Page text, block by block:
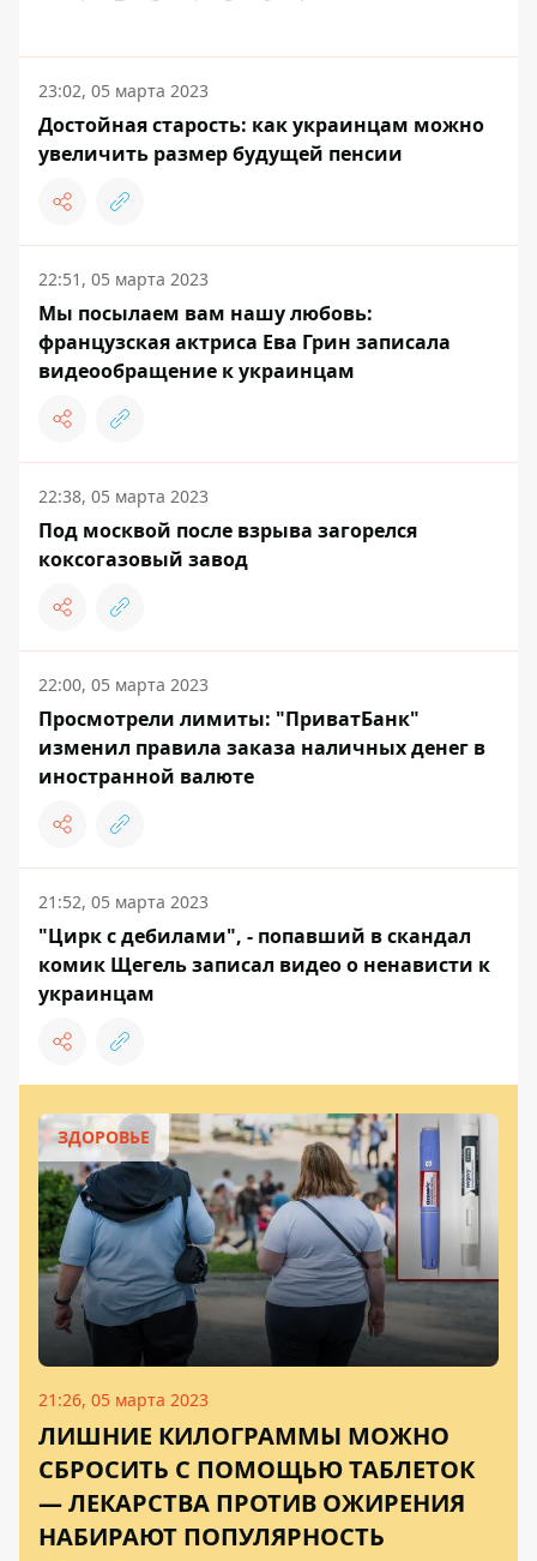
23:02, 05 марта 2023
Достойная старость: как украинцам можно
увеличить размер будущей пенсии
22:51, 05 марта 2023
Мы посылаем вам нашу любовь:
французская актриса Ева Грин записала
видеообращение к украинцам
22:38, 05 марта 2023
Под москвой после взрыва загорелся
коксогазовый завод
22:00, 05 марта 2023
Просмотрели лимиты: "ПриватБанк"
изменил правила заказа наличных денег в
иностранной валюте
21:52, 05 марта 2023
"Цирк с дебилами", - попавший в скандал
комик Щегель записал видео о ненависти к
украинцам
ЗДОРОВЬЕ
21:26, 05 марта 2023
ЛИШНИЕ КИЛОГРАММЫ МОЖНО
СБРОСИТЬ С ПОМОЩЬЮ ТАБЛЕТОК
— ЛЕКАРСТВА ПРОТИВ ОЖИРЕНИЯ
НАБИРАЮТ ПОПУЛЯРНОСТЬ